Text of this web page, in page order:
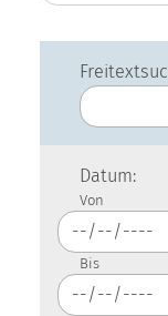
Datum:
Von
Bis